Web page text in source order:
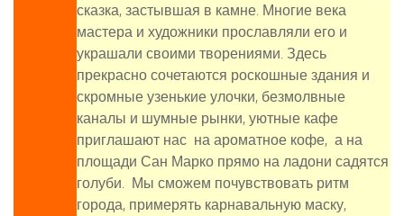
сказка, застывшая в камне. Многие века
мастера и художники прославляли его и
украшали своими творениями. Здесь
прекрасно сочетаются роскошные здания и
скромные узенькие улочки, безмолвные
каналы и шумные рынки, уютные кафе
приглашают нас на ароматное кофе, а на
площади Сан Марко прямо на ладони садятся
голуби. Мы сможем почувствовать ритм
города, примерять карнавальную маску,